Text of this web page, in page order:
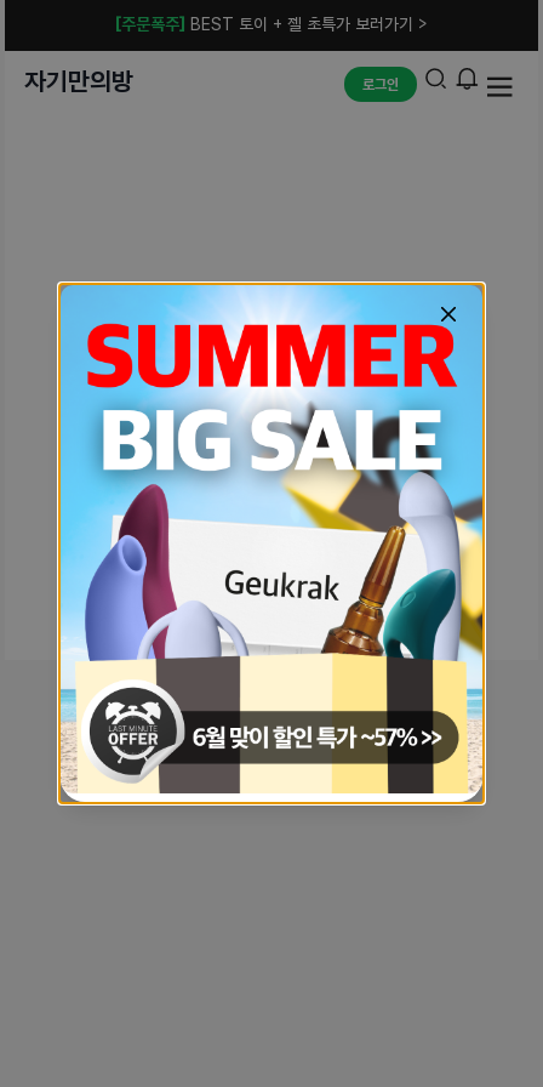
[주문폭주] BEST 토이 + 젤 초특가 보러가기 >
자기만의방 로그인
예상치 못한 에러입니다.